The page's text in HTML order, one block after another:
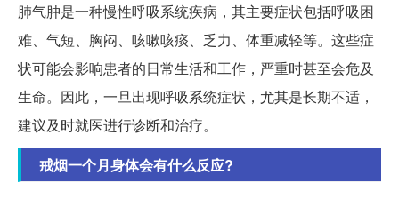
肺气肿是一种慢性呼吸系统疾病，其主要症状包括呼吸困
难、气短、胸闷、咳嗽咳痰、乏力、体重减轻等。这些症
状可能会影响患者的日常生活和工作，严重时甚至会危及
生命。因此，一旦出现呼吸系统症状，尤其是长期不适，
建议及时就医进行诊断和治疗。
戒烟一个月身体会有什么反应?